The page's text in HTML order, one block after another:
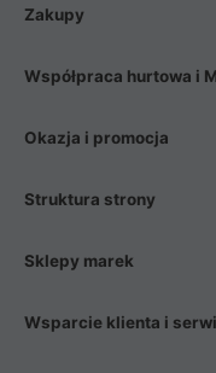
Zakupy
Współpraca hurtowa i
Okazja i promocja
Struktura strony
Sklepy marek
Wsparcie klienta i